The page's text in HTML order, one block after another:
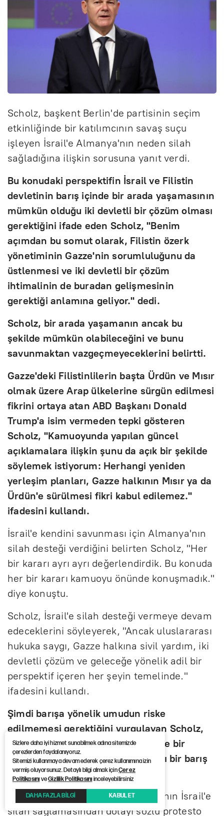
Scholz, başkent Berlin'de partisinin seçim
etkinliğinde bir katılımcının savaş suçu
işleyen İsrail'e Almanya'nın neden silah
sağladığına ilişkin sorusuna yanıt verdi.
Bu konudaki perspektifin İsrail ve Filistin
devletinin barış içinde bir arada yaşamasının
mümkün olduğu iki devletli bir çözüm olması
gerektiğini ifade eden Scholz, "Benim
açımdan bu somut olarak, Filistin özerk
yönetiminin Gazze'nin sorumluluğunu da
üstlenmesi ve iki devletli bir çözüm
ihtimalinin de buradan gelişmesinin
gerektiği anlamına geliyor." dedi.
Scholz, bir arada yaşamanın ancak bu
şekilde mümkün olabileceğini ve bunu
savunmaktan vazgeçmeyeceklerini belirtti.
Gazze'deki Filistinlilerin başta Ürdün ve Mısır
olmak üzere Arap ülkelerine sürgün edilmesi
fikrini ortaya atan ABD Başkanı Donald
Trump'a isim vermeden tepki gösteren
Scholz, "Kamuoyunda yapılan güncel
açıklamalara ilişkin şunu da açık bir şekilde
söylemek istiyorum: Herhangi yeniden
yerleşim planları, Gazze halkının Mısır ya da
Ürdün'e sürülmesi fikri kabul edilemez."
ifadesini kullandı.
İsrail'e kendini savunması için Almanya'nın
silah desteği verdiğini belirten Scholz, "Her
bir kararı ayrı ayrı değerlendirdik. Bu konuda
her bir kararı kamuoyu önünde konuşmadık."
diye konuştu.
Scholz, İsrail'e silah desteği vermeye devam
edeceklerini söyleyerek, "Ancak uluslararası
hukuka saygı, Gazze halkına sivil yardım, iki
devletli çözüm ve geleceğe yönelik adil bir
perspektif içeren her şeyin temelinde."
ifadesini kullandı.
Şimdi barışa yönelik umudun riske
edilmemesi gerektiğini vurgulayan Scholz,
"Bu çok ama çok önemli. Bu sadece bir
duraklama değil. Ateşkesten kalıcı bir barış
oluşmalı." diye konuştu.
Etkinlikte 2 kişi Scholz'u Almanya'nın İsrail'e
silah sağlamasından dolayı sözlü protesto
Sizlere daha iyi hizmet sunabilmek adına sitemizde
çerezlerden faydalanıyoruz.
Sitemizi kullanmaya devam ederek çerez kullanımına izin
vermiş oluyorsunuz. Detaylı bilgi almak içinÇerez
PolitikasınıveGizlilik Politikasınıinceleyebilirsiniz
DAHA FAZLA BİLGİ KABUL ET